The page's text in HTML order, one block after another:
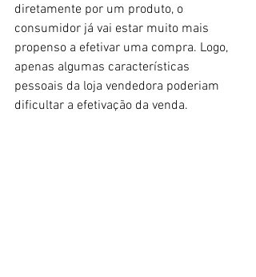
diretamente por um produto, o
consumidor já vai estar muito mais
propenso a efetivar uma compra. Logo,
apenas algumas características
pessoais da loja vendedora poderiam
dificultar a efetivação da venda.